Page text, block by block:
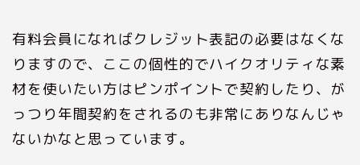
有料会員になればクレジット表記の必要はなくな
りますので、ここの個性的でハイクオリティな素
材を使いたい方はピンポイントで契約したり、が
っつり年間契約をされるのも非常にありなんじゃ
ないかなと思っています。